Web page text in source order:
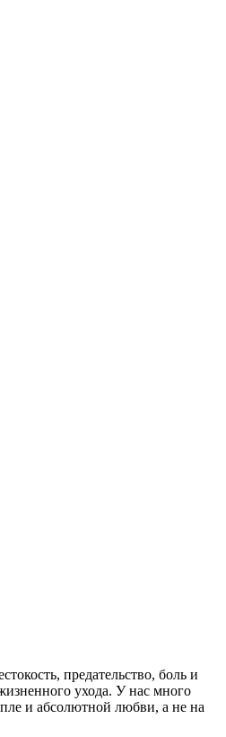
предательство, боль и
ухода. У нас много
и абсолютной любви, а не на